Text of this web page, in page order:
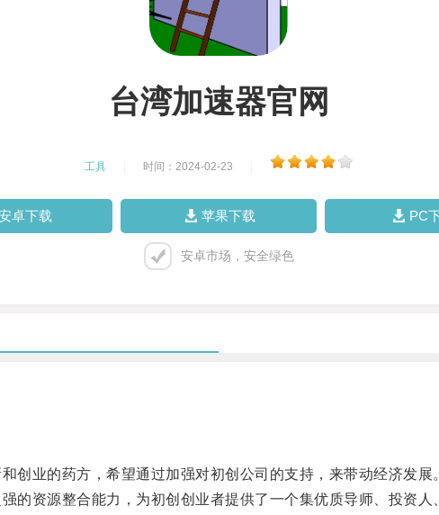
台湾加速器官网
工具 时间：2024-02-23
卓下载 苹果下载 PC
安卓市场，安全绿色
业的药方，希望通过加强对初创公司的支持，来带动经济发展
资源整合能力，为初创创业者提供了一个集优质导师、投资人